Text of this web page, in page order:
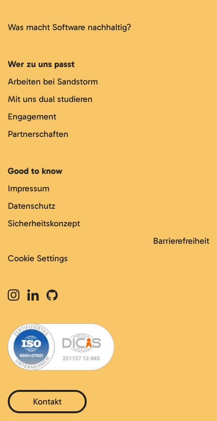
Was macht Software nachhaltig?
Wer zu uns passt
Arbeiten bei Sandstorm
Mit uns dual studieren
Engagement
Partnerschaften
Good to know
Impressum
Datenschutz
Sicherheitskonzept
Barrierefreiheit
Cookie Settings
Kontakt